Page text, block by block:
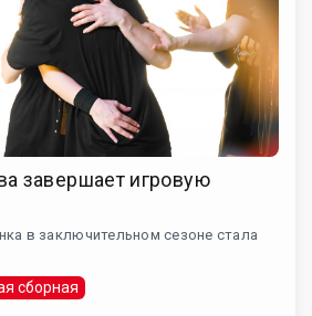
завершает игровую
в заключительном сезоне стала
сборная